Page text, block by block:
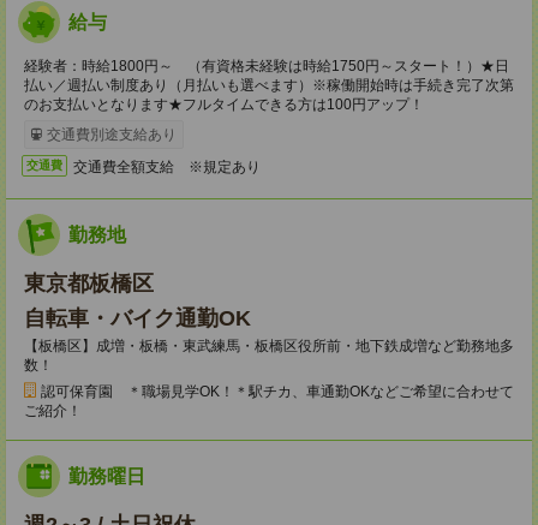
給与
経験者：時給1800円～ （有資格未経験は時給1750円～スタート！）★日
払い／週払い制度あり（月払いも選べます）※稼働開始時は手続き完了次第
のお支払いとなります★フルタイムできる方は100円アップ！
交通費別途支給あり
交通費 交通費全額支給 ※規定あり
勤務地
東京都板橋区
自転車・バイク通勤OK
【板橋区】成増・板橋・東武練馬・板橋区役所前・地下鉄成増など勤務地多
数！
認可保育園 ＊職場見学OK！＊駅チカ、車通勤OKなどご希望に合わせて
ご紹介！
勤務曜日